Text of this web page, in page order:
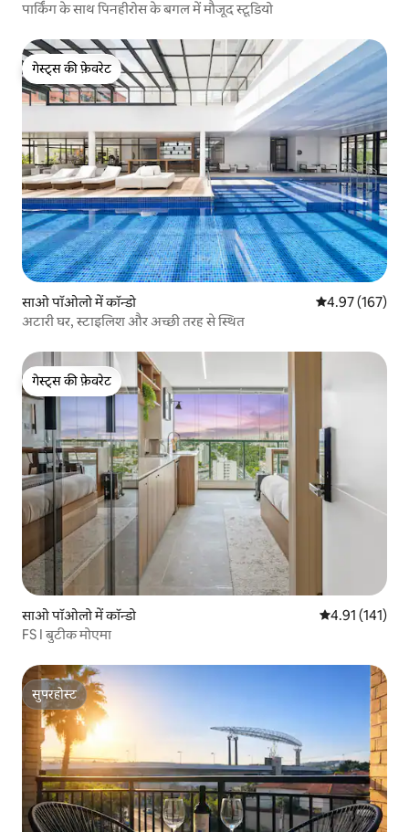
पार्किंग के साथ पिनहीरोस के बगल में मौजूद स्टूडियो
गेस्ट्स की फ़ेवरेट
गेस्ट्स की फ़ेवरेट
साओ पॉओलो में कॉन्डो औसत रेटिंग 5 में से
4.97 (167)
अटारी घर, स्टाइलिश और अच्छी तरह से स्थित
गेस्ट्स की फ़ेवरेट
गेस्ट्स की फ़ेवरेट
साओ पॉओलो में कॉन्डो औसत रेटिंग 5 में से
4.91 (141)
FS I बुटीक मोएमा
सुपरहोस्ट
सुपरहोस्ट